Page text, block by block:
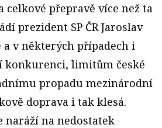
celkové přepravě více než ta
prezident SP ČR Jaroslav
a v některých případech i
konkurenci, limitům české
propadu mezinárodní
doprava i tak klesá.
naráží na nedostatek